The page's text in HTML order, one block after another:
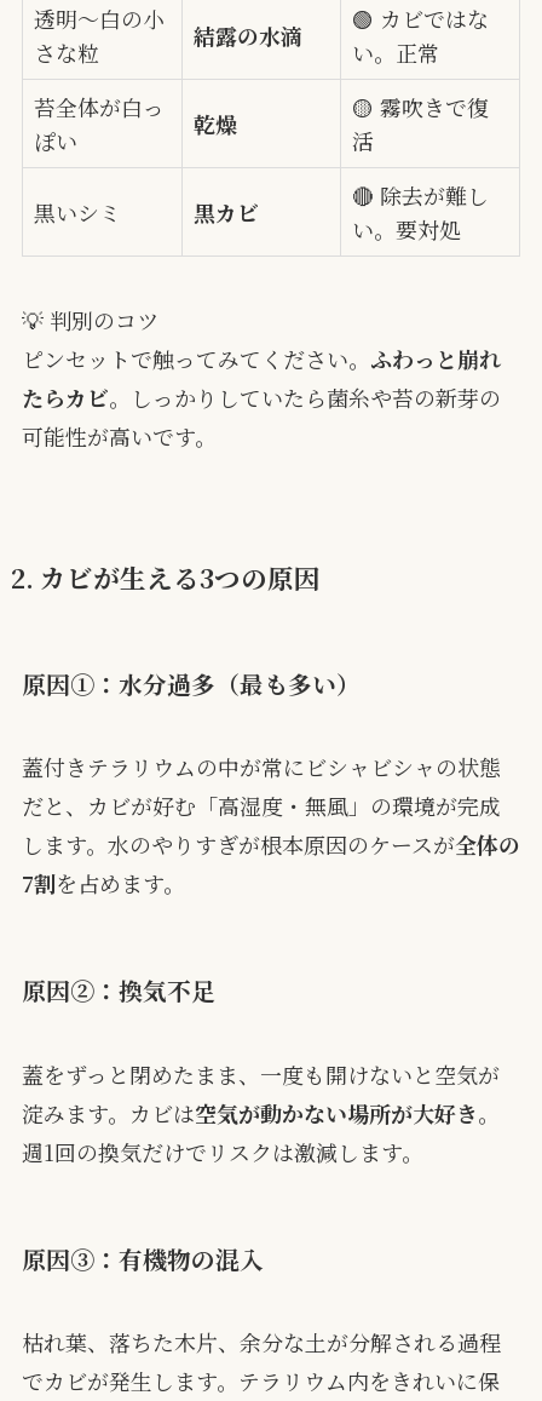
透明〜白の小
さな粒
結露の水滴
🟢 カビではな
い。正常
苔全体が白っ
ぽい
乾燥
🟡 霧吹きで復
活
黒いシミ 黒カビ
🔴 除去が難し
い。要対処
💡 判別のコツ
ピンセットで触ってみてください。 ふわっと崩れ
たらカビ。しっかりしていたら菌糸や苔の新芽の
可能性が高いです。
2. カビが生える3つの原因
原因①：水分過多（最も多い）
蓋付きテラリウムの中が常にビシャビシャの状態
だと、カビが好む「高湿度・無風」の環境が完成
します。水のやりすぎが根本原因のケースが全体の
7割を占めます。
原因②：換気不足
蓋をずっと閉めたまま、一度も開けないと空気が
淀みます。カビは空気が動かない場所が大好き。
週1回の換気だけでリスクは激減します。
原因③：有機物の混入
枯れ葉、落ちた木片、余分な土が分解される過程
でカビが発生します。テラリウム内をきれいに保